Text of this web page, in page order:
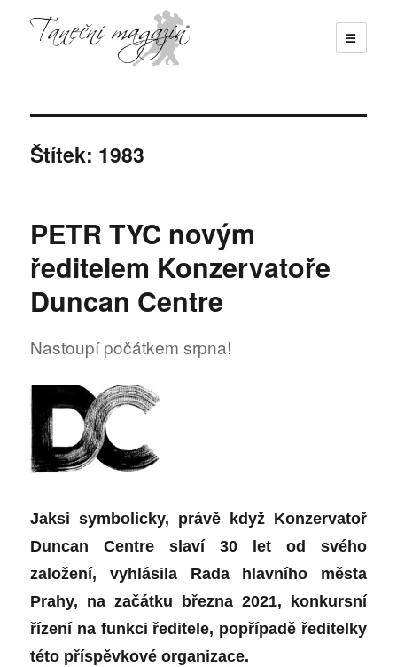
☰
Štítek: 1983
PETR TYC novým
ředitelem Konzervatoře
Duncan Centre
Nastoupí počátkem srpna!
Jaksi symbolicky, právě když Konzervatoř
Duncan Centre slaví 30 let od svého
založení, vyhlásila Rada hlavního města
Prahy, na začátku března 2021, konkursní
řízení na funkci ředitele, popřípadě ředitelky
této příspěvkové organizace.